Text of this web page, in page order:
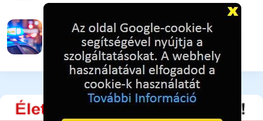
A lakat nem állta útját
3 napja ezelőtt 40